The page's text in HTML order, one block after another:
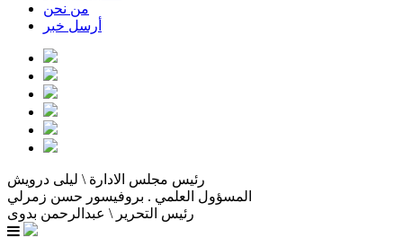
من نحن
أرسل خبر
رئيس مجلس الادارة \ ليلى درويش
المسؤول العلمي . بروفيسور حسن زمرلي
رئيس التحرير \ عبدالرحمن بدوى